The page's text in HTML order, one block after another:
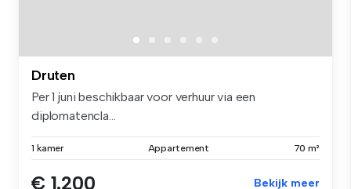
Druten
Per 1 juni beschikbaar voor verhuur via een
diplomatencla...
1 kamer Appartement 70 m²
€ 1.200 Bekijk meer